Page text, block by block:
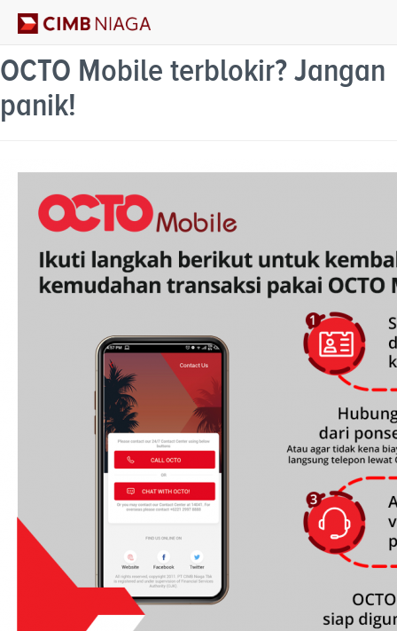
OCTO Mobile terblokir? Jangan
panik!